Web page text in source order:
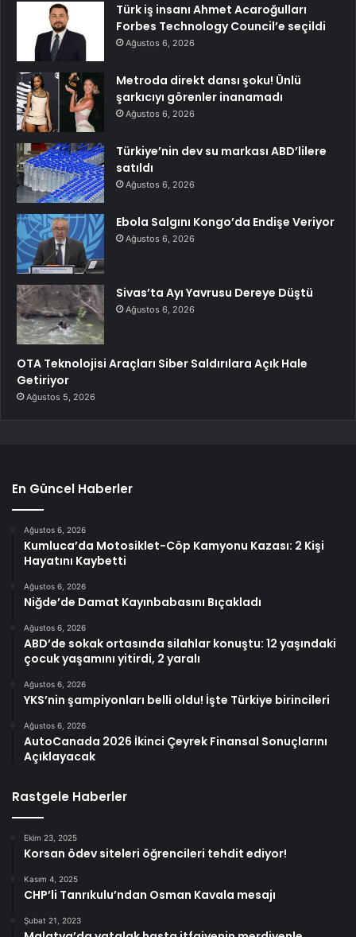
Türk iş insanı Ahmet Acaroğulları
Forbes Technology Council’e seçildi
Ağustos 6, 2026
Metroda direkt dansı şoku! Ünlü
şarkıcıyı görenler inanamadı
Ağustos 6, 2026
Türkiye’nin dev su markası ABD’lilere
satıldı
Ağustos 6, 2026
Ebola Salgını Kongo’da Endişe Veriyor
Ağustos 6, 2026
Sivas’ta Ayı Yavrusu Dereye Düştü
Ağustos 6, 2026
OTA Teknolojisi Araçları Siber Saldırılara Açık Hale
Getiriyor
Ağustos 5, 2026
En Güncel Haberler
Ağustos 6, 2026
Kumluca’da Motosiklet-Cöp Kamyonu Kazası: 2 Kişi
Hayatını Kaybetti
Ağustos 6, 2026
Niğde’de Damat Kayınbabasını Bıçakladı
Ağustos 6, 2026
ABD’de sokak ortasında silahlar konuştu: 12 yaşındaki
çocuk yaşamını yitirdi, 2 yaralı
Ağustos 6, 2026
YKS’nin şampiyonları belli oldu! İşte Türkiye birincileri
Ağustos 6, 2026
AutoCanada 2026 İkinci Çeyrek Finansal Sonuçlarını
Açıklayacak
Rastgele Haberler
Ekim 23, 2025
Korsan ödev siteleri öğrencileri tehdit ediyor!
Kasım 4, 2025
CHP’li Tanrıkulu’ndan Osman Kavala mesajı
Şubat 21, 2023